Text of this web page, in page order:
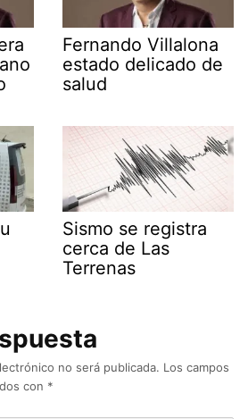
Fernando Villalona
estado delicado de
salud
Sismo se registra
cerca de Las
Terrenas
no será publicada. Los campos
con *